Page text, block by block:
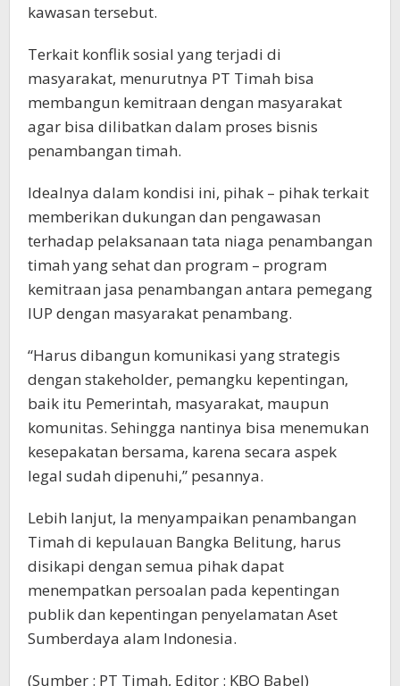
kawasan tersebut.
Terkait konflik sosial yang terjadi di
masyarakat, menurutnya PT Timah bisa
membangun kemitraan dengan masyarakat
agar bisa dilibatkan dalam proses bisnis
penambangan timah.
Idealnya dalam kondisi ini, pihak – pihak terkait
memberikan dukungan dan pengawasan
terhadap pelaksanaan tata niaga penambangan
timah yang sehat dan program – program
kemitraan jasa penambangan antara pemegang
IUP dengan masyarakat penambang.
“Harus dibangun komunikasi yang strategis
dengan stakeholder, pemangku kepentingan,
baik itu Pemerintah, masyarakat, maupun
komunitas. Sehingga nantinya bisa menemukan
kesepakatan bersama, karena secara aspek
legal sudah dipenuhi,” pesannya.
Lebih lanjut, Ia menyampaikan penambangan
Timah di kepulauan Bangka Belitung, harus
disikapi dengan semua pihak dapat
menempatkan persoalan pada kepentingan
publik dan kepentingan penyelamatan Aset
Sumberdaya alam Indonesia.
(Sumber : PT Timah, Editor : KBO Babel)